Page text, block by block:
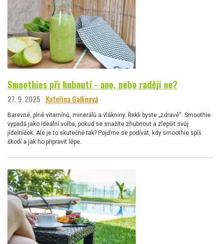
Smoothies při hubnutí - ano, nebo raději ne?
27. 9. 2025 Kateřina Gallinová
Barevné, plné vitamínů, minerálů a vlákniny. Řekli byste „zdravé“. Smoothie
vypadá jako ideální volba, pokud se snažíte zhubnout a zlepšit svůj
jídelníček. Ale je to skutečně tak? Pojďme se podívat, kdy smoothie spíš
škodí a jak ho připravit lépe.